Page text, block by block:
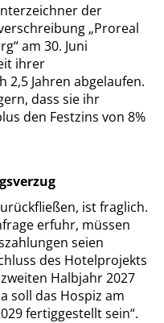
der
„Proreal
am 30. Juni
ihrer
2,5 Jahren abgelaufen.
dass sie ihr
den Festzins von 8%
ist fraglich.
erfuhr, müssen
seien
des Hotelprojekts
Halbjahr 2027
soll das Hospiz am
fertiggestellt sein“.